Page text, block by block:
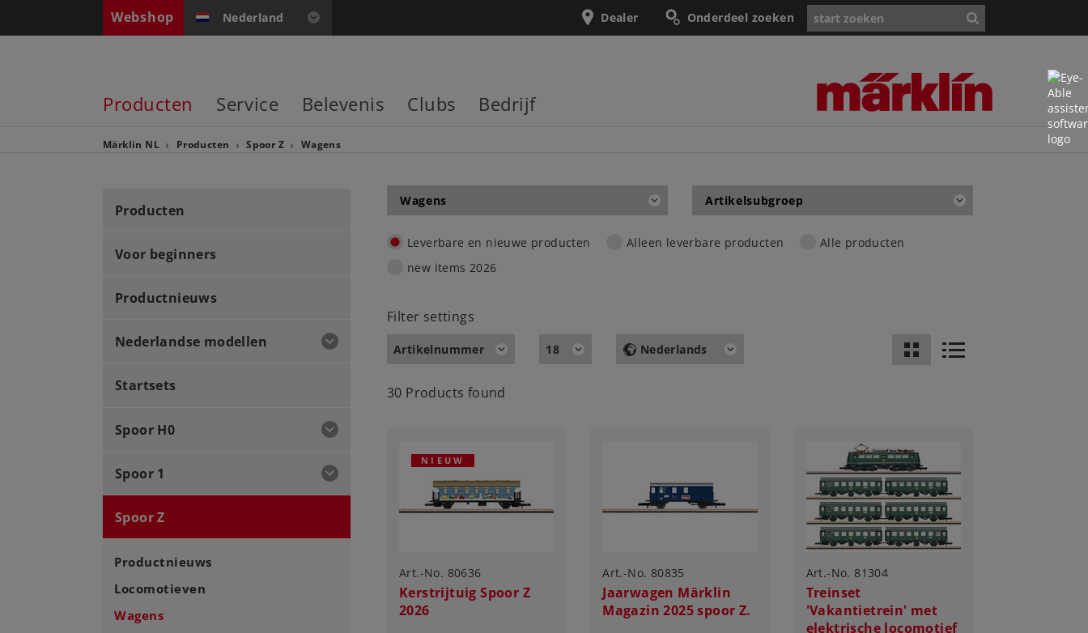
Webshop Nederland Onderdeel zoeken
Dealer
Producten Service Belevenis Clubs Bedrijf
Märklin NL Producten Spoor Z Wagens
Producten
Voor beginners
Productnieuws
Nederlandse modellen
Startsets
Spoor H0
Spoor 1
Spoor Z
Productnieuws
Locomotieven
Wagens
Wagens Artikelsubgroep
Leverbare en nieuwe producten Alleen leverbare producten
Alle producten
new items 2026
Filter settings
Artikelnummer 18 Nederlands
30 Products found
NIEUW
Art.-No. 80636
Kerstrijtuig Spoor Z
2026
Art.-No. 80835
Jaarwagen Märklin
Magazin 2025 spoor Z.
Art.-No. 81304
Treinset
'Vakantietrein' met
elektrische locomotief